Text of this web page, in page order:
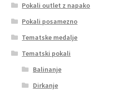
Pokali outlet z napako
Pokali posamezno
Tematske medalje
Tematski pokali
Balinanje
Dirkanje